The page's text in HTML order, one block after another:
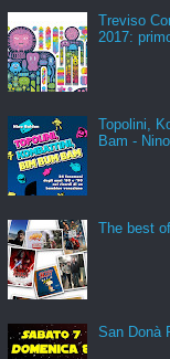
Treviso
2017:
Topolini,
Bam -
The best
San Donà